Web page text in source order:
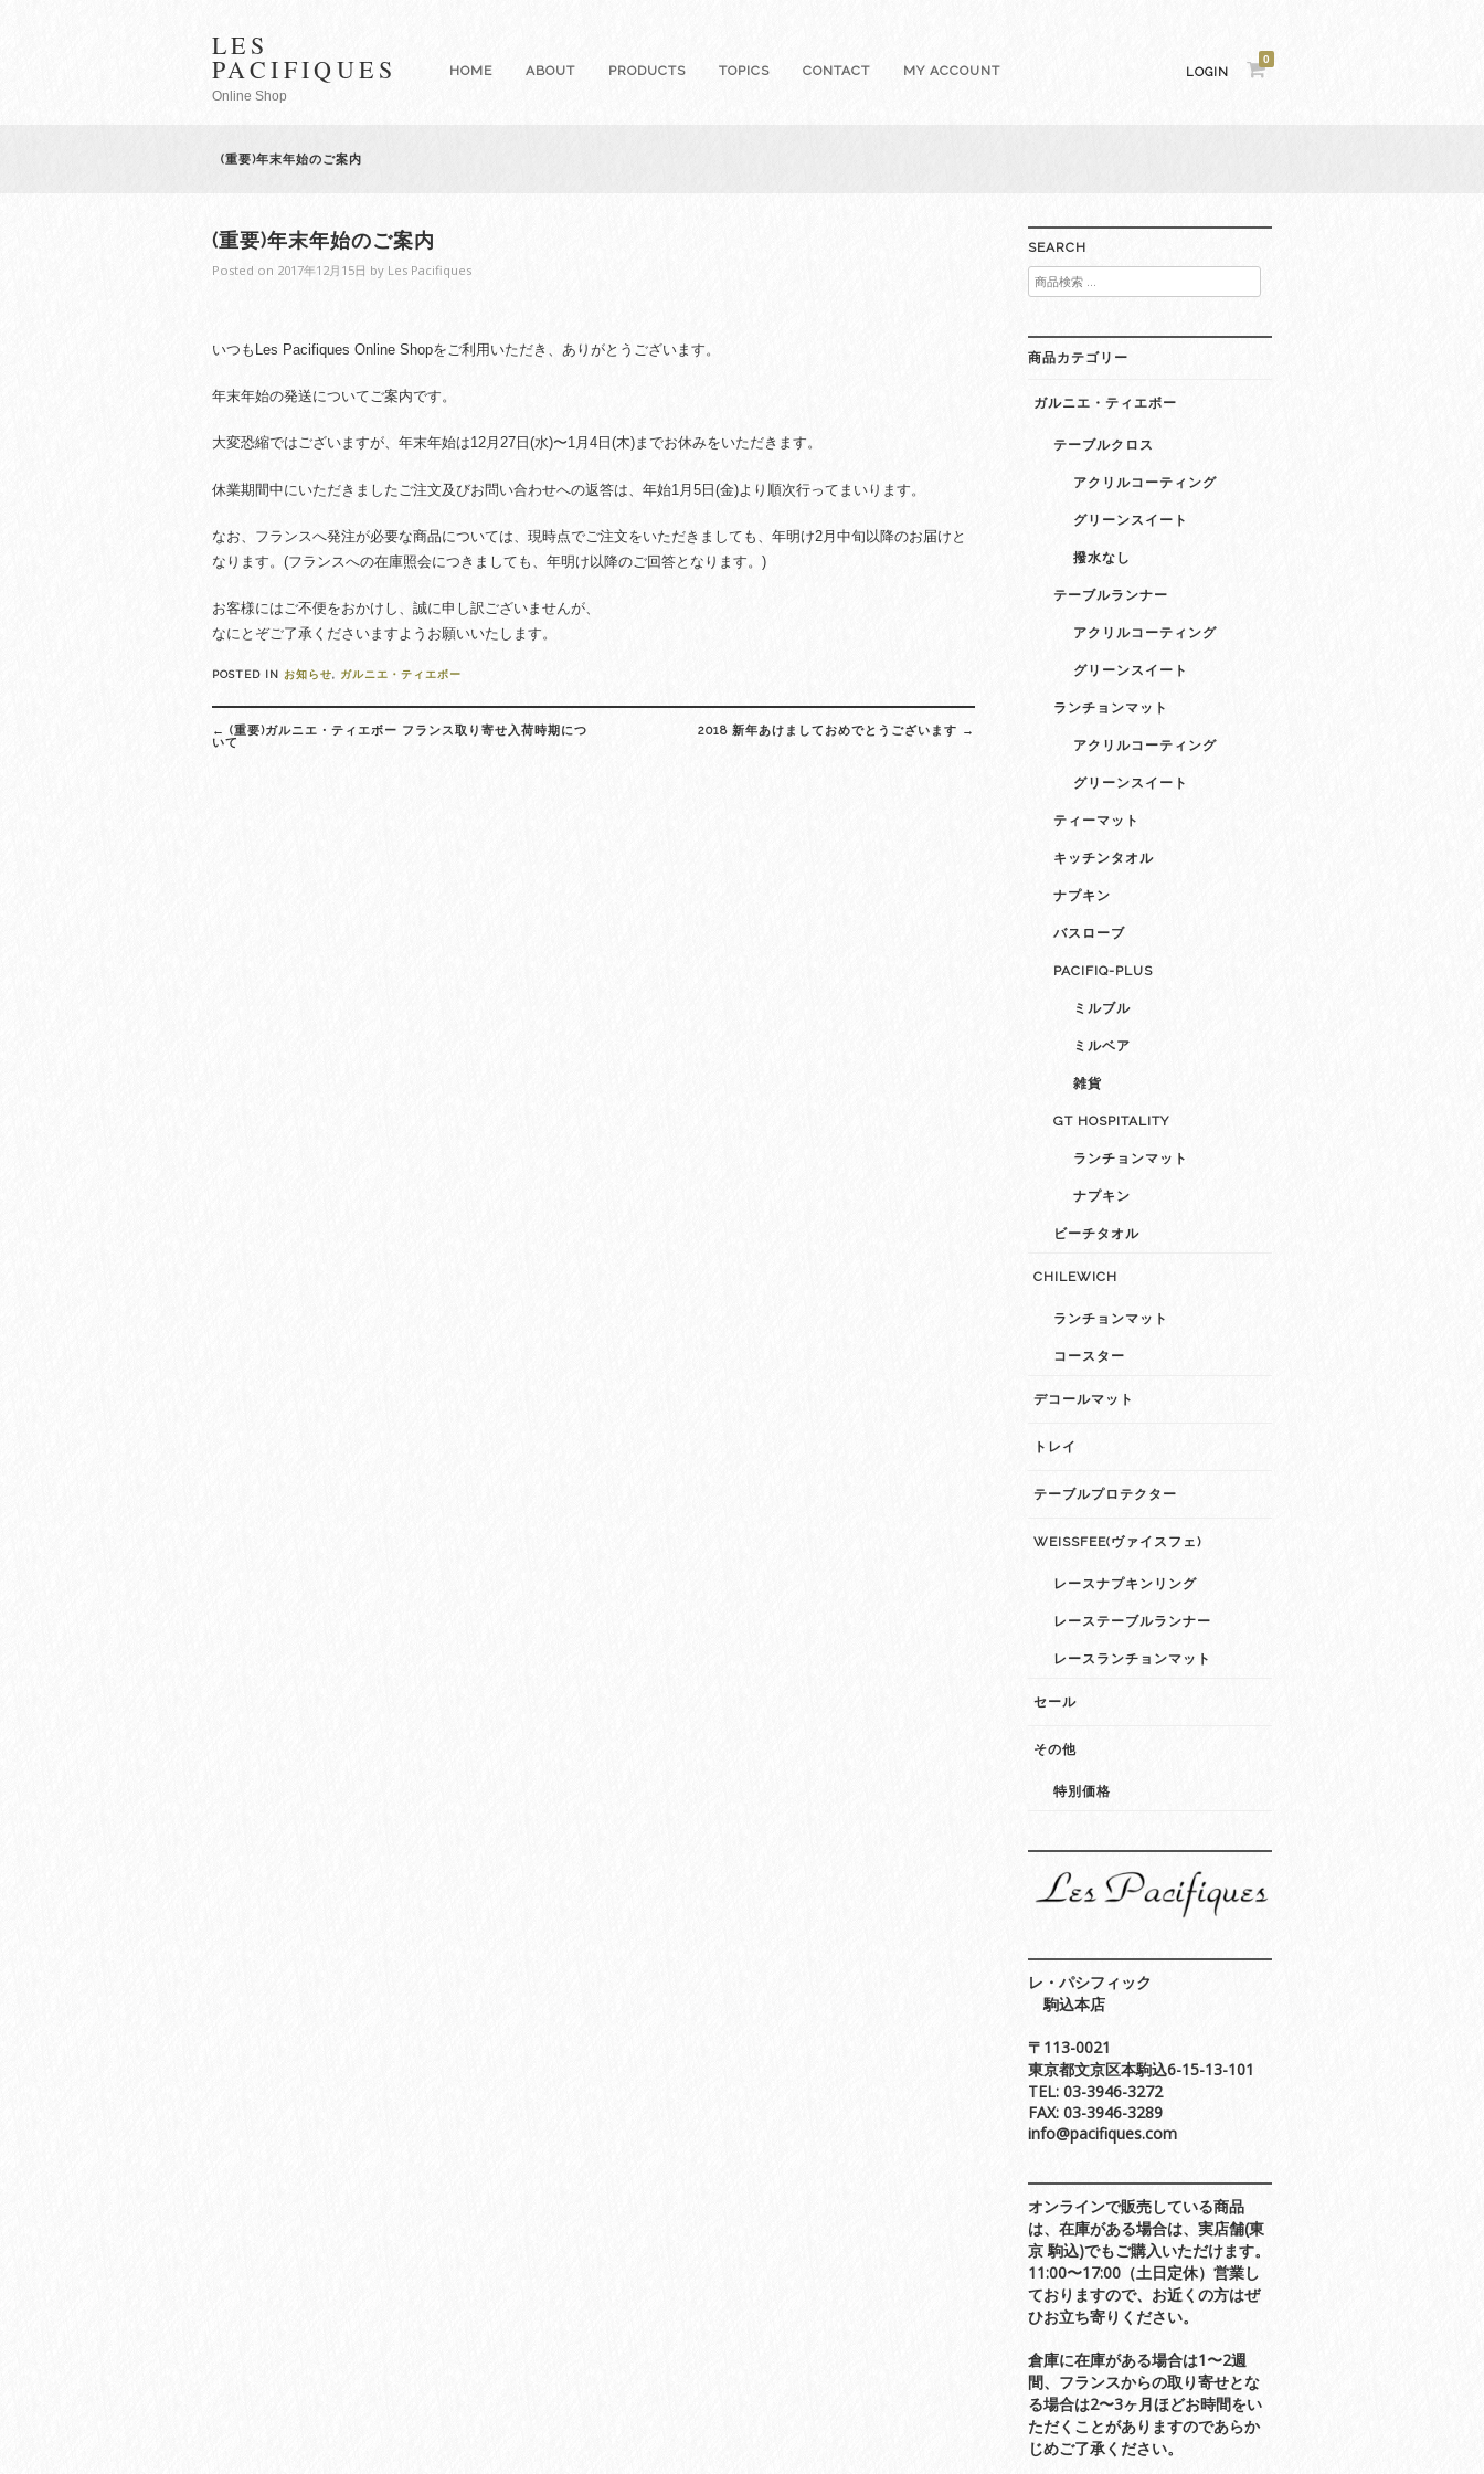
LES
PACIFIQUES
Online Shop
HOME ABOUT PRODUCTS TOPICS CONTACT MY ACCOUNT LOGIN
0
(重要)年末年始のご案内
(重要)年末年始のご案内
Posted on 2017年12月15日 by Les Pacifiques
いつもLes Pacifiques Online Shopをご利用いただき、ありがとうございます。
年末年始の発送についてご案内です。
大変恐縮ではございますが、年末年始は12月27日(水)〜1月4日(木)までお休みをいただきます。
休業期間中にいただきましたご注文及びお問い合わせへの返答は、年始1月5日(金)より順次行ってまいります。
なお、フランスへ発注が必要な商品については、現時点でご注文をいただきましても、年明け2月中旬以降のお届けと
なります。(フランスへの在庫照会につきましても、年明け以降のご回答となります。)
お客様にはご不便をおかけし、誠に申し訳ございませんが、
なにとぞご了承くださいますようお願いいたします。
POSTED IN お知らせ, ガルニエ・ティエボー
Post
navigation
← (重要)ガルニエ・ティエボー フランス取り寄せ入荷時期につ
いて
2018 新年あけましておめでとうございます →
SEARCH
検
索
象:
商品カテゴリー
ガルニエ・ティエボー
テーブルクロス
アクリルコーティング
グリーンスイート
撥水なし
テーブルランナー
アクリルコーティング
グリーンスイート
ランチョンマット
アクリルコーティング
グリーンスイート
ティーマット
キッチンタオル
ナプキン
バスローブ
PACIFIQ-PLUS
ミルブル
ミルベア
雑貨
GT HOSPITALITY
ランチョンマット
ナプキン
ビーチタオル
CHILEWICH
ランチョンマット
コースター
デコールマット
トレイ
テーブルプロテクター
WEISSFEE(ヴァイスフェ)
レースナプキンリング
レーステーブルランナー
レースランチョンマット
セール
その他
特別価格
レ・パシフィック
駒込本店
〒113-0021
東京都文京区本駒込6-15-13-101
TEL: 03-3946-3272
FAX: 03-3946-3289
info@pacifiques.com
オンラインで販売している商品
は、在庫がある場合は、実店舗(東
京 駒込)でもご購入いただけます。
11:00〜17:00（土日定休）営業し
ておりますので、お近くの方はぜ
ひお立ち寄りください。
倉庫に在庫がある場合は1〜2週
間、フランスからの取り寄せとな
る場合は2〜3ヶ月ほどお時間をい
ただくことがありますのであらか
じめご了承ください。